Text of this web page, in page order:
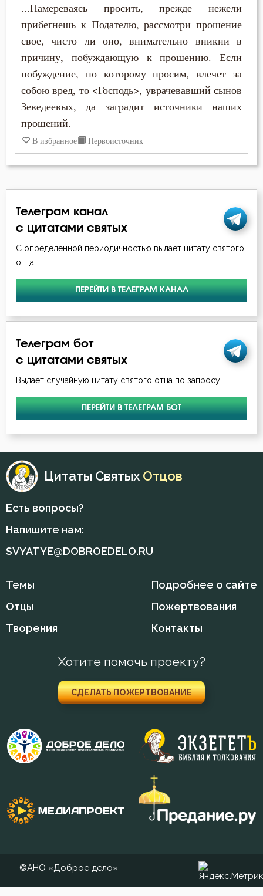
Красота
Крест
Крестное знамение
Крещение
Крещение Господне
Кротость
Лень
Лесть
Лицемерие
Ложь
Лукавство
Любовь
Любовь Божия
Любовь к Богу
Месть
Мир
Молитва
Молчание
Монастырь
Мощи
Мудрость
Мученичество
Надежда
Намерение
Наслаждение
...Намереваясь просить, прежде нежели
прибегнешь к Подателю, рассмотри прошение
свое, чисто ли оно, внимательно вникни в
причину, побуждающую к прошению. Если
побуждение, по которому просим, влечет за
собою вред, то <Господь>, уврачевавший сынов
Зеведеевых, да заградит источники наших
прошений.
В избранное Первоисточник
Телеграм канал
с цитатами святых
С определенной периодичностью выдает цитату святого
отца
ПЕРЕЙТИ В ТЕЛЕГРАМ КАНАЛ
Телеграм бот
с цитатами святых
Выдает случайную цитату святого отца по запросу
ПЕРЕЙТИ В ТЕЛЕГРАМ БОТ
Цитаты Святых Отцов
Есть вопросы?
Напишите нам:
SVYATYE@DOBROEDELO.RU
Темы
Отцы
Творения
Подробнее о сайте
Пожертвования
Контакты
Хотите помочь проекту?
СДЕЛАТЬ ПОЖЕРТВОВАНИЕ
©АНО «Доброе дело»